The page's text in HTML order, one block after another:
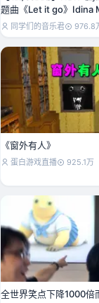
题曲《Let it go》Idina
同学们的音乐君 976.8
《窗外有人》
蛋白游戏直播 925.1万
全世界笑点下降1000倍